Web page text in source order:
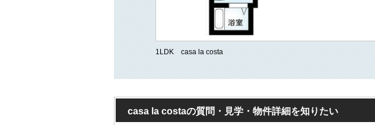
1LDK casa la costa
casa la costaの質問・見学・物件詳細を知りたい